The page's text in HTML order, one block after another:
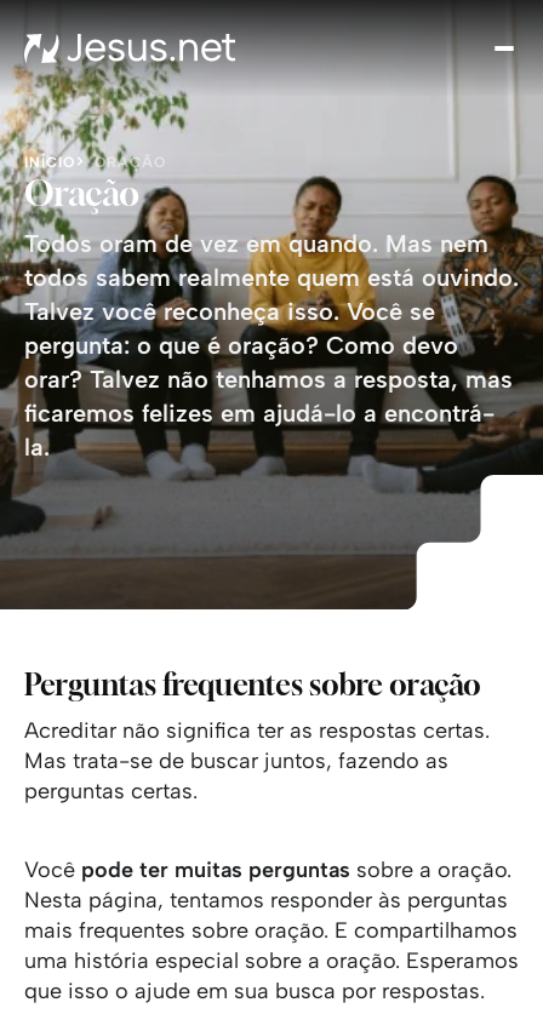
é
na
INÍCIO ORAÇÃO
Oração
Todos oram de vez em quando. Mas nem
todos sabem realmente quem está ouvindo.
Talvez você reconheça isso. Você se
pergunta: o que é oração? Como devo
orar? Talvez não tenhamos a resposta, mas
ficaremos felizes em ajudá-lo a encontrá-
la.
Perguntas frequentes sobre oração
Acreditar não significa ter as respostas certas.
Mas trata-se de buscar juntos, fazendo as
perguntas certas.
Você pode ter muitas perguntas sobre a oração.
Nesta página, tentamos responder às perguntas
mais frequentes sobre oração. E compartilhamos
uma história especial sobre a oração. Esperamos
que isso o ajude em sua busca por respostas.